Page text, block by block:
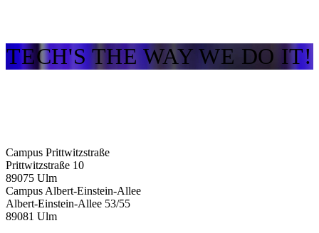
TECH'S THE WAY WE DO IT!
Campus Prittwitzstraße
Prittwitzstraße 10
89075 Ulm
Campus Albert-Einstein-Allee
Albert-Einstein-Allee 53/​55
89081 Ulm